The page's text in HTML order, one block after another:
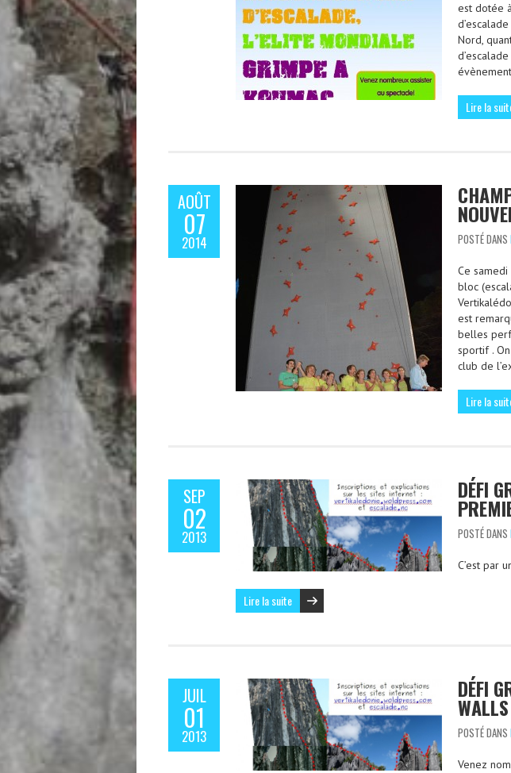
est dotée
Nord,
Lire la
AOÛT
07
2014 POSTÉ DANS
Ce
bloc
est
belles
sportif .
club de
Lire la
SEP
02
2013
DÉFI
POSTÉ DANS
C’est par
Lire la suite
JUIL
01
2013
DÉFI
POSTÉ DANS
Venez